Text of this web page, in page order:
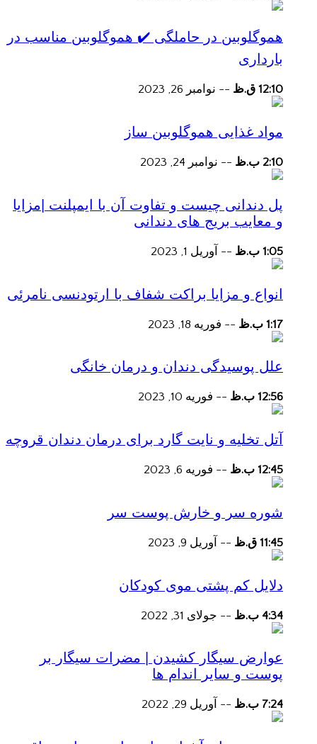
هموگلوبین در حاملگی ✔️ هموگلوبین مناسب در
بارداری
12:10 ق.ظ -- نوامبر 26, 2023
مواد غذایی هموگلوبین ساز
2:10 ب.ظ -- نوامبر 24, 2023
پل دندانی چیست و تفاوت آن با ایمپلنت |مزایا
و معایب بریج های دندانی
1:05 ب.ظ -- آوریل 1, 2023
انواع و مزایا براکت شفاف با ارتودنسی نامرئی
1:17 ب.ظ -- فوریه 18, 2023
علل پوسیدگی دندان و درمان خانگی
12:56 ب.ظ -- فوریه 10, 2023
آتل تخلیه و نایت گارد برای درمان دندان قروچه
12:45 ب.ظ -- فوریه 6, 2023
شوره سر و خارش پوست سر
11:45 ق.ظ -- آوریل 9, 2023
دلایل کم پشتی موی کودکان
4:34 ب.ظ -- جولای 31, 2022
عوارض سیگار کشیدن | مضرات سیگار بر
پوست و سایر اندام ها
7:24 ب.ظ -- آوریل 29, 2022